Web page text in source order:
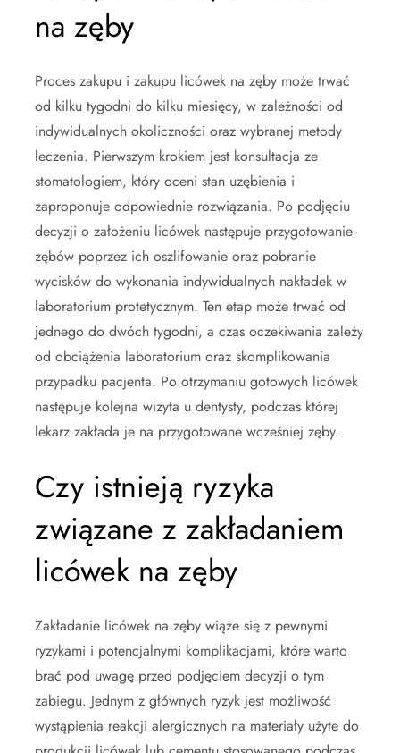
na zęby
Proces zakupu i zakupu licówek na zęby może trwać
od kilku tygodni do kilku miesięcy, w zależności od
indywidualnych okoliczności oraz wybranej metody
leczenia. Pierwszym krokiem jest konsultacja ze
stomatologiem, który oceni stan uzębienia i
zaproponuje odpowiednie rozwiązania. Po podjęciu
decyzji o założeniu licówek następuje przygotowanie
zębów poprzez ich oszlifowanie oraz pobranie
wycisków do wykonania indywidualnych nakładek w
laboratorium protetycznym. Ten etap może trwać od
jednego do dwóch tygodni, a czas oczekiwania zależy
od obciążenia laboratorium oraz skomplikowania
przypadku pacjenta. Po otrzymaniu gotowych licówek
następuje kolejna wizyta u dentysty, podczas której
lekarz zakłada je na przygotowane wcześniej zęby.
Czy istnieją ryzyka
związane z zakładaniem
licówek na zęby
Zakładanie licówek na zęby wiąże się z pewnymi
ryzykami i potencjalnymi komplikacjami, które warto
brać pod uwagę przed podjęciem decyzji o tym
zabiegu. Jednym z głównych ryzyk jest możliwość
wystąpienia reakcji alergicznych na materiały użyte do